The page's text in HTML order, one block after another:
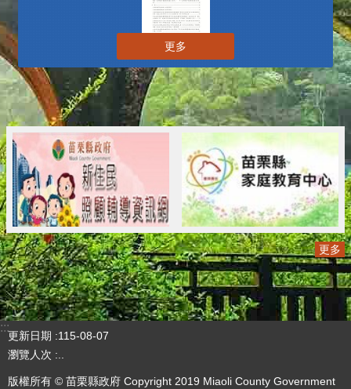
更多
更多
:::
更新日期
115-08-07
瀏覽人次
..
版權所有 © 苗栗縣政府 Copyright 2019 Miaoli County Government